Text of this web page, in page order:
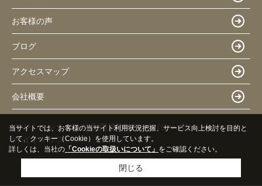
お客様の声
ブログ
アクセスマップ
会社概要
マンションカタログ 利用規約 プライバシーポリシー
サイトマップ
Copyright(c) 株式会社 Three S 豊中暮らし All Rights Reserved.
当サイトでは、お客様の当サイト利用状況把握、サービス向上検討を目的と
して、クッキー（Cookie）を使用しています。
詳しくは、当社の 「Cookieの取扱いについて」 をご確認ください。
閉じる